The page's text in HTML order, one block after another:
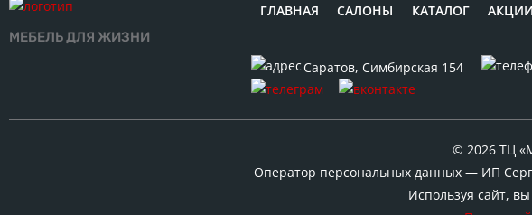
МЕБЕЛЬ ДЛЯ ЖИЗНИ
ГЛАВНАЯ САЛОНЫ КАТАЛОГ АКЦИИ
Саратов, Симбирская 154
© 2026 ТЦ
Оператор персональных данных — ИП
Используя сайт,